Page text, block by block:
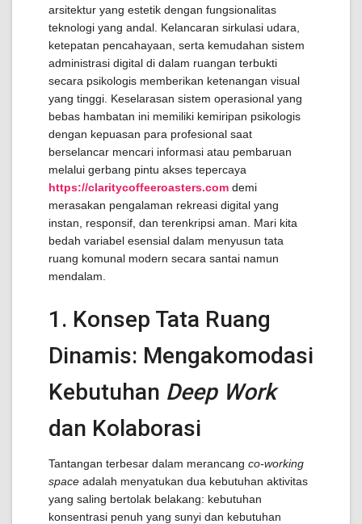
arsitektur yang estetik dengan fungsionalitas
teknologi yang andal. Kelancaran sirkulasi udara,
ketepatan pencahayaan, serta kemudahan sistem
administrasi digital di dalam ruangan terbukti
secara psikologis memberikan ketenangan visual
yang tinggi. Keselarasan sistem operasional yang
bebas hambatan ini memiliki kemiripan psikologis
dengan kepuasan para profesional saat
berselancar mencari informasi atau pembaruan
melalui gerbang pintu akses tepercaya
https://claritycoffeeroasters.com demi
merasakan pengalaman rekreasi digital yang
instan, responsif, dan terenkripsi aman. Mari kita
bedah variabel esensial dalam menyusun tata
ruang komunal modern secara santai namun
mendalam.
1. Konsep Tata Ruang
Dinamis: Mengakomodasi
Kebutuhan Deep Work
dan Kolaborasi
Tantangan terbesar dalam merancang co-working
space adalah menyatukan dua kebutuhan aktivitas
yang saling bertolak belakang: kebutuhan
konsentrasi penuh yang sunyi dan kebutuhan